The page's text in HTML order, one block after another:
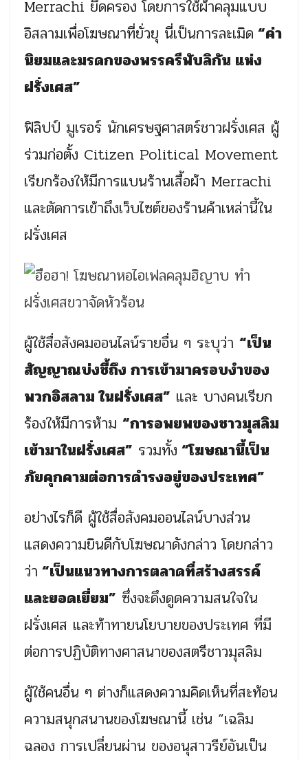
Merrachi ยึดครอง โดยการใช้ผ้าคลุมแบบ
อิสลามเพื่อโฆษณาที่ยั่วยุ นี่เป็นการละเมิด “ค่า
นิยมและมรดกของพรรครีพับลิกัน แห่ง
ฝรั่งเศส”
ฟิลิปป์ มูเรอร์ นักเศรษฐศาสตร์ชาวฝรั่งเศส ผู้
ร่วมก่อตั้ง Citizen Political Movement
เรียกร้องให้มีการแบนร้านเสื้อผ้า Merrachi
และตัดการเข้าถึงเว็บไซต์ของร้านค้าเหล่านี้ใน
ฝรั่งเศส
ผู้ใช้สื่อสังคมออนไลน์รายอื่น ๆ ระบุว่า “เป็น
สัญญาณบ่งชี้ถึง การเข้ามาครอบงำของ
พวกอิสลาม ในฝรั่งเศส” และ บางคนเรียก
ร้องให้มีการห้าม “การอพยพของชาวมุสลิม
เข้ามาในฝรั่งเศส” รวมทั้ง “โฆษณานี้เป็น
ภัยคุกคามต่อการดำรงอยู่ของประเทศ”
อย่างไรก็ดี ผู้ใช้สื่อสังคมออนไลน์บางส่วน
แสดงความยินดีกับโฆษณาดังกล่าว โดยกล่าว
ว่า “เป็นแนวทางการตลาดทื่สร้างสรรค์
และยอดเยี่ยม” ซึ่งจะดึงดูดความสนใจใน
ฝรั่งเศส และท้าทายนโยบายของประเทศ ที่มี
ต่อการปฏิบัติทางศาสนาของสตรีชาวมุสลิม
ผู้ใช้คนอื่น ๆ ต่างก็แสดงความคิดเห็นที่สะท้อน
ความสนุกสนานของโฆษณานี้ เช่น “เฉลิม
ฉลอง การเปลี่ยนผ่าน ของอนุสาวรีย์อันเป็น